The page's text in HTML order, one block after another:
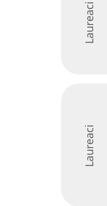
Laureaci
Laureaci